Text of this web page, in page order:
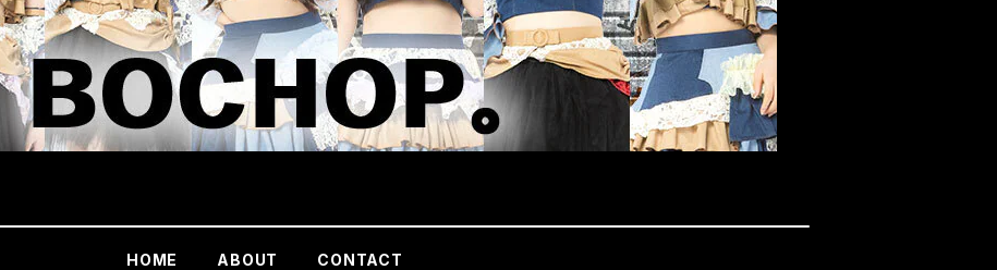
HOME ABOUT CONTACT